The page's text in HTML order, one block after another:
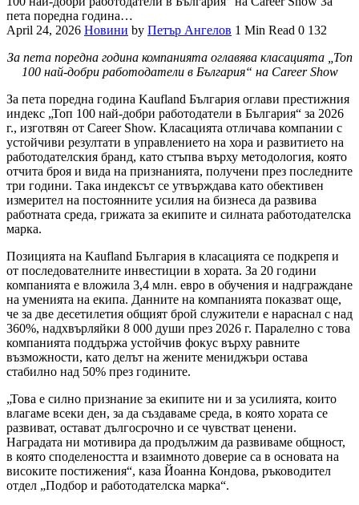
пета поредна година…
April 24, 2026 Новини by Петър Ангелов 1 Min Read 0 132
За пета поредна година компанията оглавява класацията „Топ
100 най-добри работодатели в България“ на Career Show
За пета поредна година Kaufland България оглави престижния
индекс „Топ 100 най-добри работодатели в България“ за 2026
г., изготвян от Career Show. Класацията отличава компании с
устойчиви резултати в управлението на хора и развитието на
работодателския бранд, като стъпва върху методология, която
отчита броя и вида на признанията, получени през последните
три години. Така индексът се утвърждава като обективен
измерител на постоянните усилия на бизнеса да развива
работната среда, грижата за екипите и силната работодателска
марка.
Позицията на Kaufland България в класацията се подкрепя и
от последователните инвестиции в хората. За 20 години
компанията е вложила 3,4 млн. евро в обучения и надграждане
на уменията на екипа. Данните на компанията показват още,
че за две десетилетия общият брой служители е нараснал с над
360%, надхвърляйки 8 000 души през 2026 г. Паралелно с това
компанията поддържа устойчив фокус върху равните
възможности, като делът на жените мениджъри остава
стабилно над 50% през годините.
„Това е силно признание за екипите ни и за усилията, които
влагаме всеки ден, за да създаваме среда, в която хората се
развиват, остават дългосрочно и се чувстват ценени.
Наградата ни мотивира да продължим да развиваме общност,
в която споделеността и взаимното доверие са в основата на
високите постижения“, каза Йоанна Кондова, ръководител
отдел „Подбор и работодателска марка“.